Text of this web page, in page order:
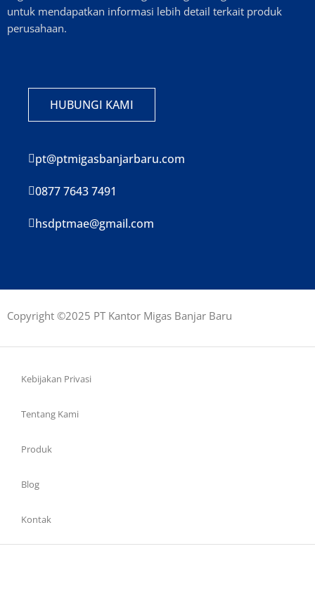
untuk mendapatkan informasi lebih detail terkait produk
perusahaan.
HUBUNGI KAMI
pt@ptmigasbanjarbaru.com
0877 7643 7491
hsdptmae@gmail.com
Copyright ©2025 PT Kantor Migas Banjar Baru
Kebijakan Privasi
Tentang Kami
Produk
Blog
Kontak